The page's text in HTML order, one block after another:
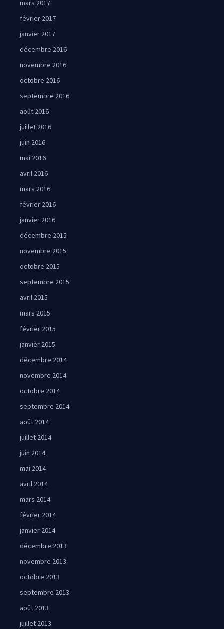
mars 2017
février 2017
janvier 2017
décembre 2016
novembre 2016
octobre 2016
septembre 2016
août 2016
juillet 2016
juin 2016
mai 2016
avril 2016
mars 2016
février 2016
janvier 2016
décembre 2015
novembre 2015
octobre 2015
septembre 2015
avril 2015
mars 2015
février 2015
janvier 2015
décembre 2014
novembre 2014
octobre 2014
septembre 2014
août 2014
juillet 2014
juin 2014
mai 2014
avril 2014
mars 2014
février 2014
janvier 2014
décembre 2013
novembre 2013
octobre 2013
septembre 2013
août 2013
juillet 2013